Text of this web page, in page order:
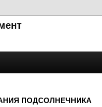
ПОДСОЛНЕЧНИКА